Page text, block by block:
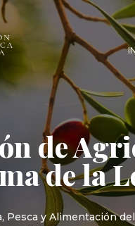
de
de la
Pesca y Alimentación